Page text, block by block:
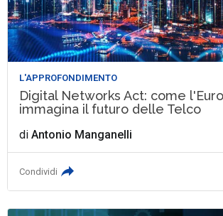
L'APPROFONDIMENTO
Digital Networks Act: come
immagina il futuro delle Telco
diAntonio Manganelli
Condividi